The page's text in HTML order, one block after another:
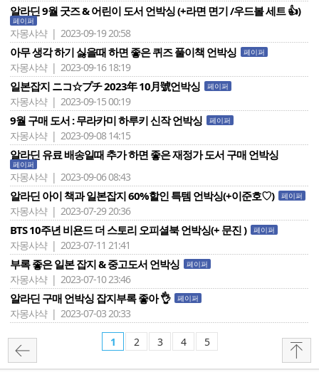
알라딘 9월 굿즈 & 어린이 도서 언박싱 (+라면 면기 /우드볼 세트 👍)
페이퍼
자몽샤샥 | 2023-09-19 20:58
아무 생각 하기 싫을때 하면 좋은 퀴즈 풀이책 언박싱 페이퍼
자몽샤샥 | 2023-09-16 18:19
일본잡지 ニコ☆プチ 2023年 10月號언박싱 페이퍼
자몽샤샥 | 2023-09-15 00:19
9월 구매 도서 : 무라카미 하루키 신작 언박싱 페이퍼
자몽샤샥 | 2023-09-08 14:15
알라딘 유료 배송일때 추가 하면 좋은 재정가 도서 구매 언박싱
페이퍼
자몽샤샥 | 2023-09-06 08:43
알라딘 아이 책과 일본잡지 60%할인 특템 언박싱(+이준호♡) 페이퍼
자몽샤샥 | 2023-07-29 20:36
BTS 10주년 비욘드 더 스토리 오피셜북 언박싱(+ 문진 ) 페이퍼
자몽샤샥 | 2023-07-11 21:41
부록 좋은 일본 잡지 & 중고도서 언박싱 페이퍼
자몽샤샥 | 2023-07-10 23:46
알라딘 구매 언박싱 잡지부록 좋아 👌 페이퍼
자몽샤샥 | 2023-07-03 20:33
1 2 3 4 5